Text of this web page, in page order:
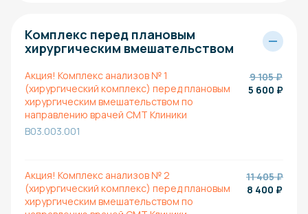
Комплекс перед плановым
хирургическим вмешательством
Акция! Комплекс анализов № 1
(хирургический комплекс) перед плановым
хирургическим вмешательством по
направлению врачей СМТ Клиники
B03.003.001
9 105 ₽
5 600 ₽
Акция! Комплекс анализов № 2
(хирургический комплекс) перед плановым
хирургическим вмешательством по
11 405 ₽
8 400 ₽